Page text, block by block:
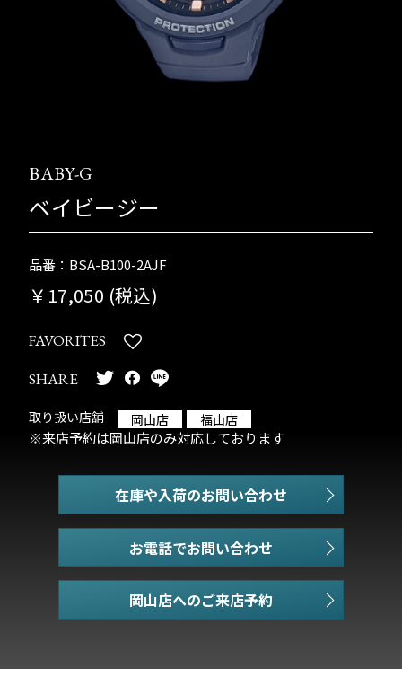
BABY-G
ベイビージー
品番：BSA-B100-2AJF
￥17,050 (税込)
FAVORITES
SHARE
取り扱い店舗 岡山店 福山店
※来店予約は岡山店のみ対応しております
在庫や入荷のお問い合わせ
お電話でお問い合わせ